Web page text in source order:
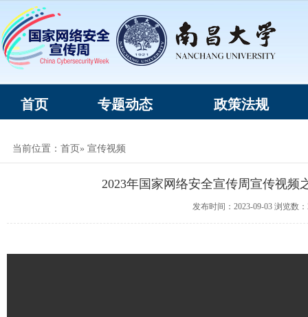
首页 专题动态 政策法规
当前位置： 首页 » 宣传视频
2023年国家网络安全宣传周宣传视频
发布时间：2023-09-03 浏览数：